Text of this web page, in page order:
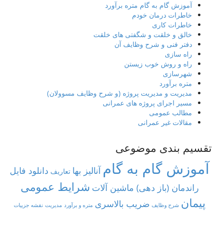
آموزش گام به گام متره برآورد
خاطرات درمان خودم
خاطرات کاری
خالق و خلقت و شگفتی های خلقت
دفتر فنی و شرح وظایف آن
راه سازی
راه و روش خوب زیستن
شهرسازی
متره برآورد
مدیریت و مدیریت پروژه (و شرح وظایف مسوولان)
مسیر اجرای پروژه های عمرانی
مطالب عمومی
مقالات غیر عمرانی
تقسیم بندی موضوعی
آموزش گام به گام آنالیز بها تعاریف دانلود فایل
راندمان (باز دهی) ماشین آلات شرایط عمومی
پیمان شرح وظایف ضریب بالاسری متره و برآورد مدیریت نقشه جزییات